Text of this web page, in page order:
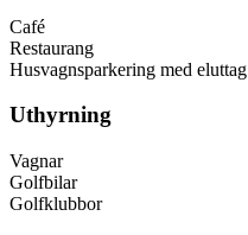
Café
Restaurang
Husvagnsparkering med eluttag
Uthyrning
Vagnar
Golfbilar
Golfklubbor